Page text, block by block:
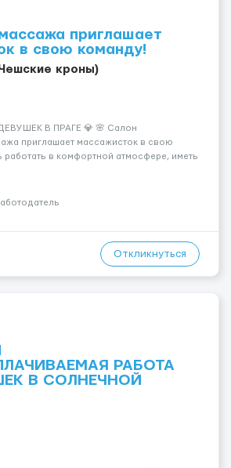
приглашает
в свою команду!
кроны)
В ПРАГЕ 💎 🌸 Салон
приглашает массажисток в свою
работать в комфортной атмосфере, иметь
тебя! 💆‍♀️✨ 💰 ЧТО МЫ ПРЕДЛАГАЕМ: 🔥
Откликнуться
РАБОТА
В СОЛНЕЧНОЙ